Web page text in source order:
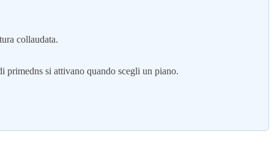
collaudata.
si attivano quando scegli un piano.